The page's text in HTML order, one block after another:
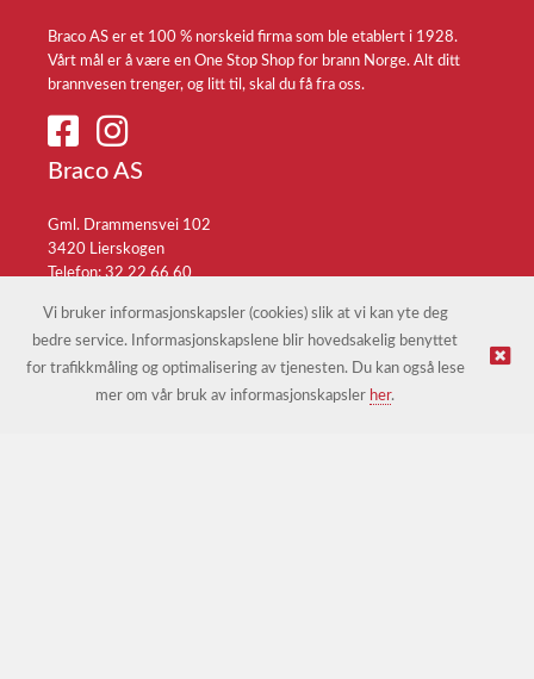
Braco AS er et 100 % norskeid firma som ble etablert i 1928.
Vårt mål er å være en One Stop Shop for brann Norge. Alt ditt
brannvesen trenger, og litt til, skal du få fra oss.
Braco AS
Gml. Drammensvei 102
3420 Lierskogen
Telefon: 32 22 66 60
© Braco AS |Design&implementasjon av Kréatif
Vi bruker informasjonskapsler (cookies) slik at vi kan yte deg
bedre service. Informasjonskapslene blir hovedsakelig benyttet
for trafikkmåling og optimalisering av tjenesten. Du kan også lese
mer om vår bruk av informasjonskapsler her.